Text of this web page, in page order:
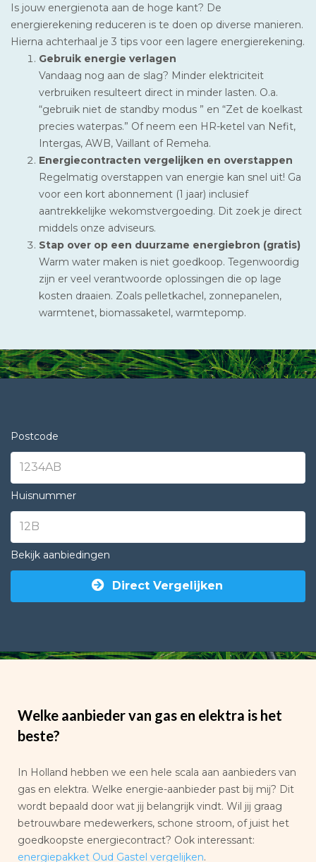
Is jouw energienota aan de hoge kant? De
energierekening reduceren is te doen op diverse manieren.
Hierna achterhaal je 3 tips voor een lagere energierekening.
Gebruik energie verlagen
Vandaag nog aan de slag? Minder elektriciteit
verbruiken resulteert direct in minder lasten. O.a.
“gebruik niet de standby modus ” en “Zet de koelkast
precies waterpas.” Of neem een HR-ketel van Nefit,
Intergas, AWB, Vaillant of Remeha.
Energiecontracten vergelijken en overstappen
Regelmatig overstappen van energie kan snel uit! Ga
voor een kort abonnement (1 jaar) inclusief
aantrekkelijke wekomstvergoeding. Dit zoek je direct
middels onze adviseurs.
Stap over op een duurzame energiebron (gratis)
Warm water maken is niet goedkoop. Tegenwoordig
zijn er veel verantwoorde oplossingen die op lage
kosten draaien. Zoals pelletkachel, zonnepanelen,
warmtenet, biomassaketel, warmtepomp.
Postcode
Huisnummer
Bekijk aanbiedingen
Direct Vergelijken
Welke aanbieder van gas en elektra is het
beste?
In Holland hebben we een hele scala aan aanbieders van
gas en elektra. Welke energie-aanbieder past bij mij? Dit
wordt bepaald door wat jij belangrijk vindt. Wil jij graag
betrouwbare medewerkers, schone stroom, of juist het
goedkoopste energiecontract? Ook interessant:
energiepakket Oud Gastel vergelijken.